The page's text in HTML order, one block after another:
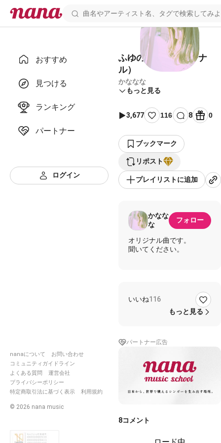
おすすめ
見つける
ランキング
パートナー
ログイン
nanaについて
お問い合わせ
コミュニティガイドライン
よくある質問
運営会社
プライバシーポリシー
特定商取引法に基づく表示
利用規約
© 2026 nana music
ふゆのよる（オリジナ
ル）
かななな
もっと見る
3,677 116 8 0
ブックマーク
リポスト
プレイリストに追加
かなな
な
フォロー
オリジナル曲です。
聞いてください。
いいね116
もっと見る
パートナー広告
8コメント